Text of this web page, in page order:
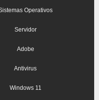
Operativos
Servidor
Adobe
Antivirus
Windows 11